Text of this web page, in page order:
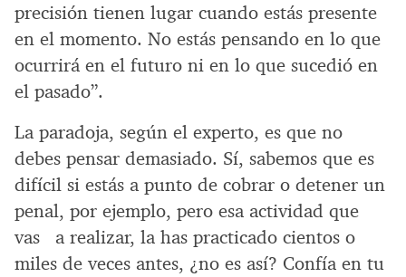
precisión tienen lugar cuando estás presente
en el momento. No estás pensando en lo que
ocurrirá en el futuro ni en lo que sucedió en
el pasado”.
La paradoja, según el experto, es que no
debes pensar demasiado. Sí, sabemos que es
difícil si estás a punto de cobrar o detener un
penal, por ejemplo, pero esa actividad que
vas a realizar, la has practicado cientos o
miles de veces antes, ¿no es así? Confía en tu